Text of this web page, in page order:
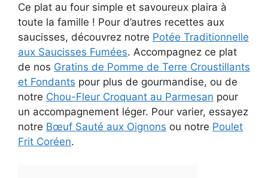
Ce plat au four simple et savoureux plaira à
toute la famille ! Pour d’autres recettes aux
saucisses, découvrez notre Potée Traditionnelle
aux Saucisses Fumées. Accompagnez ce plat
de nos Gratins de Pomme de Terre Croustillants
et Fondants pour plus de gourmandise, ou de
notre Chou-Fleur Croquant au Parmesan pour
un accompagnement léger. Pour varier, essayez
notre Bœuf Sauté aux Oignons ou notre Poulet
Frit Coréen.